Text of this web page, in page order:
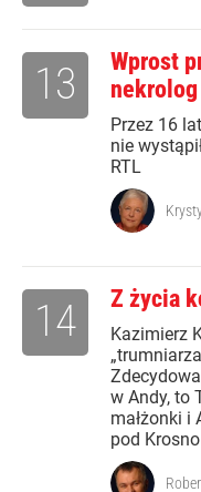
Wprost
nekrolog
Przez 16
nie
RTL
13
Z życia
Kazimierz
w Andy, to
małżonki i
pod
14